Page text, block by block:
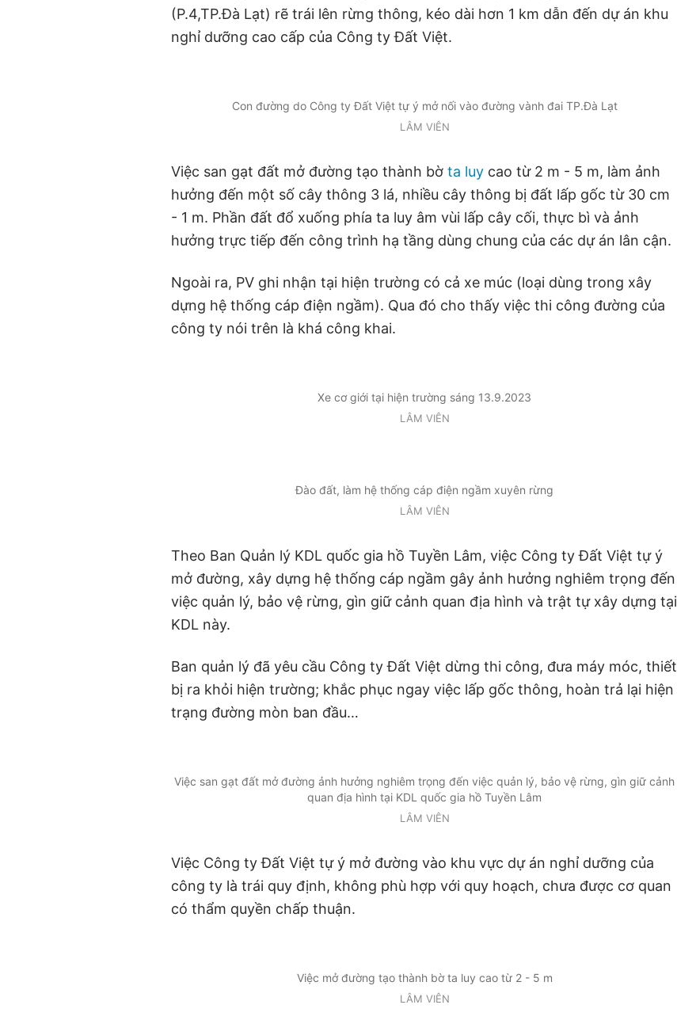
(P.4,TP.Đà Lạt) rẽ trái lên rừng thông, kéo dài hơn 1 km dẫn đến dự án khu
nghỉ dưỡng cao cấp của Công ty Đất Việt.
Con đường do Công ty Đất Việt tự ý mở nối vào đường vành đai TP.Đà Lạt
LÂM VIÊN
Việc san gạt đất mở đường tạo thành bờ ta luy cao từ 2 m - 5 m, làm ảnh
hưởng đến một số cây thông 3 lá, nhiều cây thông bị đất lấp gốc từ 30 cm
- 1 m. Phần đất đổ xuống phía ta luy âm vùi lấp cây cối, thực bì và ảnh
hưởng trực tiếp đến công trình hạ tầng dùng chung của các dự án lân cận.
Ngoài ra, PV ghi nhận tại hiện trường có cả xe múc (loại dùng trong xây
dựng hệ thống cáp điện ngầm). Qua đó cho thấy việc thi công đường của
công ty nói trên là khá công khai.
Xe cơ giới tại hiện trường sáng 13.9.2023
LÂM VIÊN
Đào đất, làm hệ thống cáp điện ngầm xuyên rừng
LÂM VIÊN
Theo Ban Quản lý KDL quốc gia hồ Tuyền Lâm, việc Công ty Đất Việt tự ý
mở đường, xây dựng hệ thống cáp ngầm gây ảnh hưởng nghiêm trọng đến
việc quản lý, bảo vệ rừng, gìn giữ cảnh quan địa hình và trật tự xây dựng tại
KDL này.
Ban quản lý đã yêu cầu Công ty Đất Việt dừng thi công, đưa máy móc, thiết
bị ra khỏi hiện trường; khắc phục ngay việc lấp gốc thông, hoàn trả lại hiện
trạng đường mòn ban đầu…
Việc san gạt đất mở đường ảnh hưởng nghiêm trọng đến việc quản lý, bảo vệ rừng, gìn giữ cảnh
quan địa hình tại KDL quốc gia hồ Tuyền Lâm
LÂM VIÊN
Việc Công ty Đất Việt tự ý mở đường vào khu vực dự án nghỉ dưỡng của
công ty là trái quy định, không phù hợp với quy hoạch, chưa được cơ quan
có thẩm quyền chấp thuận.
Việc mở đường tạo thành bờ ta luy cao từ 2 - 5 m
LÂM VIÊN